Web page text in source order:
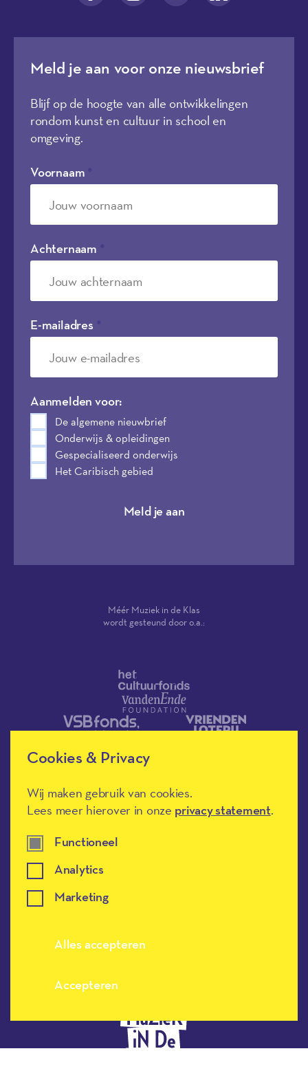
Cookies & Privacy
Wij maken gebruik van cookies.
Lees meer hierover in onze privacy statement.
Functioneel
Analytics
Marketing
Alles accepteren
Accepteren
Meld je aan voor onze nieuwsbrief
Blijf op de hoogte van alle ontwikkelingen
rondom kunst en cultuur in school en
omgeving.
Voornaam
Achternaam
E-mailadres
Aanmelden voor:
De algemene nieuwbrief
Onderwijs & opleidingen
Gespecialiseerd onderwijs
Het Caribisch gebied
Meld je aan
Méér Muziek in de Klas
wordt gesteund door o.a.:
Méér Muziek in de Klas heeft de
culturele ANBI-status en is een